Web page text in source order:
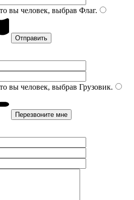
вы человек, выбрав Флаг.
вы человек, выбрав Грузовик.